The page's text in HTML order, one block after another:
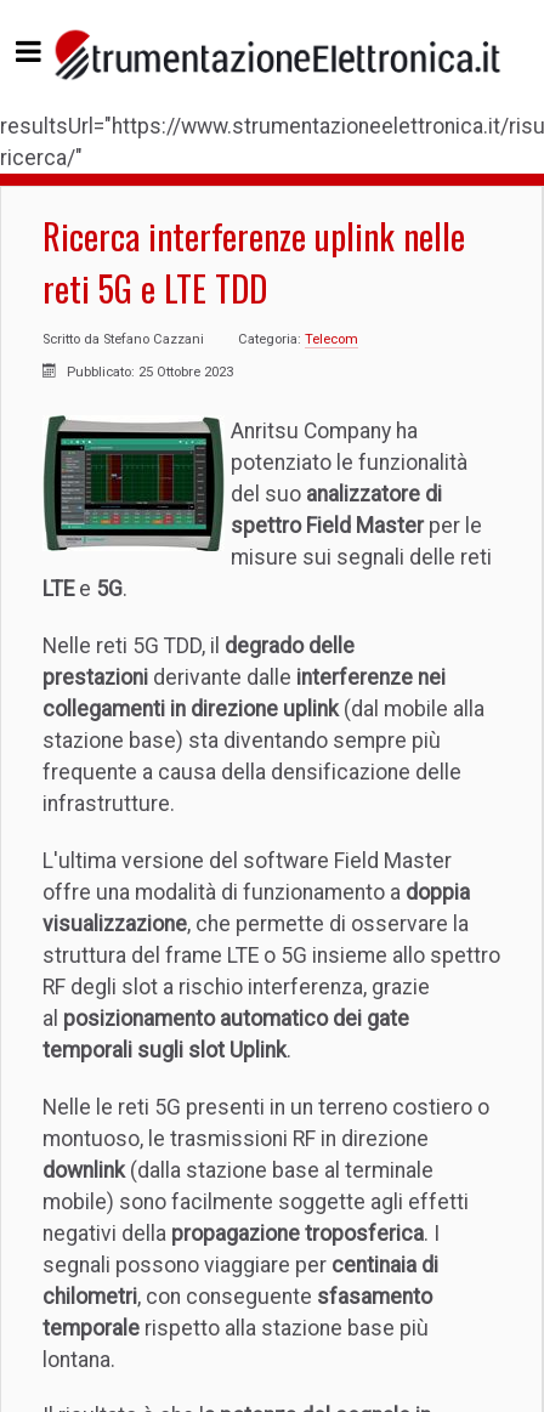
resultsUrl="https://www.strumentazioneelettronica.it/
ricerca/"
Ricerca interferenze uplink nelle
reti 5G e LTE TDD
Scritto da Stefano Cazzani Categoria: Telecom
Pubblicato: 25 Ottobre 2023
Anritsu Company ha
potenziato le funzionalità
del suo analizzatore di
spettro Field Masterper le
misure sui segnali delle reti
LTEe 5G.
Nelle reti 5G TDD, il degrado delle
prestazioni derivante dalle interferenze nei
collegamenti in direzione uplink (dal mobile alla
stazione base) sta diventando sempre più
frequente a causa della densificazione delle
infrastrutture.
L'ultima versione del software Field Master
offre una modalità di funzionamento a doppia
visualizzazione, che permette di osservare la
struttura del frame LTE o 5G insieme allo spettro
RF degli slot a rischio interferenza, grazie
al posizionamento automatico dei gate
temporali sugli slot Uplink.
Nelle le reti 5G presenti in un terreno costiero o
montuoso, le trasmissioni RF in direzione
downlink (dalla stazione base al terminale
mobile) sono facilmente soggette agli effetti
negativi della propagazione troposferica. I
segnali possono viaggiare per centinaia di
chilometri, con conseguente sfasamento
temporale rispetto alla stazione base più
lontana.